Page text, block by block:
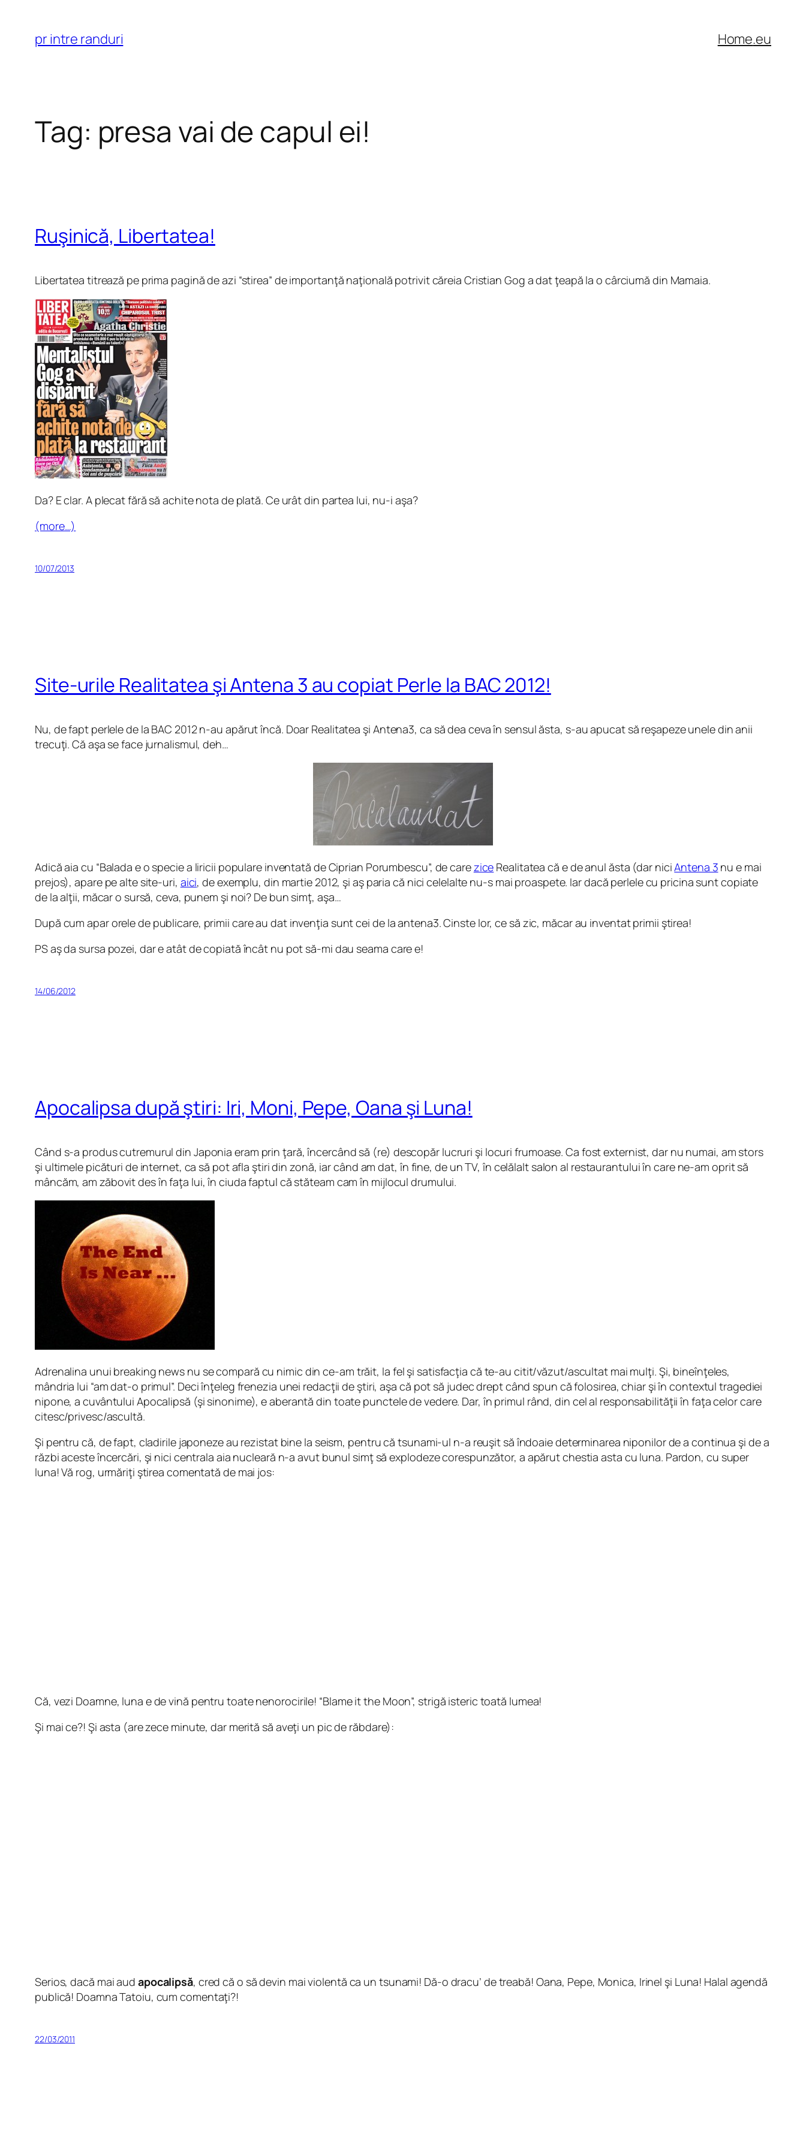
content
pr intre randuri Home.eu
Tag: presa vai de capul ei!
Ruşinică, Libertatea!
Libertatea titrează pe prima pagină de azi “stirea” de importanţă naţională potrivit căreia Cristian Gog a dat ţeapă la o cârciumă din Mamaia.
Da? E clar. A plecat fără să achite nota de plată. Ce urât din partea lui, nu-i aşa?
(more…)
10/07/2013
Site-urile Realitatea şi Antena 3 au copiat Perle la BAC 2012!
Nu, de fapt perlele de la BAC 2012 n-au apărut încă. Doar Realitatea şi Antena3, ca să dea ceva în sensul ăsta, s-au apucat să reşapeze unele din anii
trecuţi. Că aşa se face jurnalismul, deh…
Adică aia cu “Balada e o specie a liricii populare inventată de Ciprian Porumbescu”, de carezice Realitatea că e de anul ăsta (dar niciAntena 3 nu e mai
prejos), apare pe alte site-uri, aici, de exemplu, din martie 2012, şi aş paria că nici celelalte nu-s mai proaspete. Iar dacă perlele cu pricina sunt copiate
de la alţii, măcar o sursă, ceva, punem şi noi? De bun simţ, aşa…
După cum apar orele de publicare, primii care au dat invenţia sunt cei de la antena3. Cinste lor, ce să zic, măcar au inventat primii ştirea!
PS aş da sursa pozei, dar e atât de copiată încât nu pot să-mi dau seama care e!
14/06/2012
Apocalipsa după ştiri: Iri, Moni, Pepe, Oana şi Luna!
Când s-a produs cutremurul din Japonia eram prin ţară, încercând să (re) descopăr lucruri şi locuri frumoase. Ca fost externist, dar nu numai, am stors
şi ultimele picături de internet, ca să pot afla ştiri din zonă, iar când am dat, în fine, de un TV, în celălalt salon al restaurantului în care ne-am oprit să
mâncăm, am zăbovit des în faţa lui, în ciuda faptul că stăteam cam în mijlocul drumului.
Adrenalina unui breaking news nu se compară cu nimic din ce-am trăit, la fel şi satisfacţia că te-au citit/văzut/ascultat mai mulţi. Şi, bineînţeles,
mândria lui “am dat-o primul”. Deci înţeleg frenezia unei redacţii de ştiri, aşa că pot să judec drept când spun că folosirea, chiar şi în contextul tragediei
nipone, a cuvântului Apocalipsă (şi sinonime), e aberantă din toate punctele de vedere. Dar, în primul rând, din cel al responsabilităţii în faţa celor care
citesc/privesc/ascultă.
Şi pentru că, de fapt, cladirile japoneze au rezistat bine la seism, pentru că tsunami-ul n-a reuşit să îndoaie determinarea niponilor de a continua şi de a
răzbi aceste încercări, şi nici centrala aia nucleară n-a avut bunul simţ să explodeze corespunzător, a apărut chestia asta cu luna. Pardon, cu super
luna! Vă rog, urmăriţi ştirea comentată de mai jos:
Că, vezi Doamne, luna e de vină pentru toate nenorocirile! “Blame it the Moon”, strigă isteric toată lumea!
Şi mai ce?! Şi asta (are zece minute, dar merită să aveţi un pic de răbdare):
Serios, dacă mai aud apocalipsă, cred că o să devin mai violentă ca un tsunami! Dă-o dracu’ de treabă! Oana, Pepe, Monica, Irinel şi Luna! Halal agendă
publică! Doamna Tatoiu, cum comentaţi?!
22/03/2011